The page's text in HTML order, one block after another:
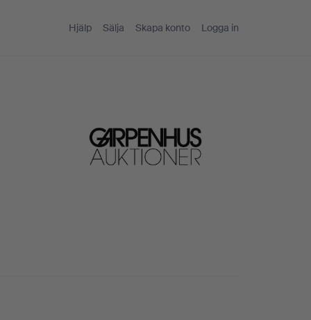
Hjälp Sälja Skapa konto Logga in